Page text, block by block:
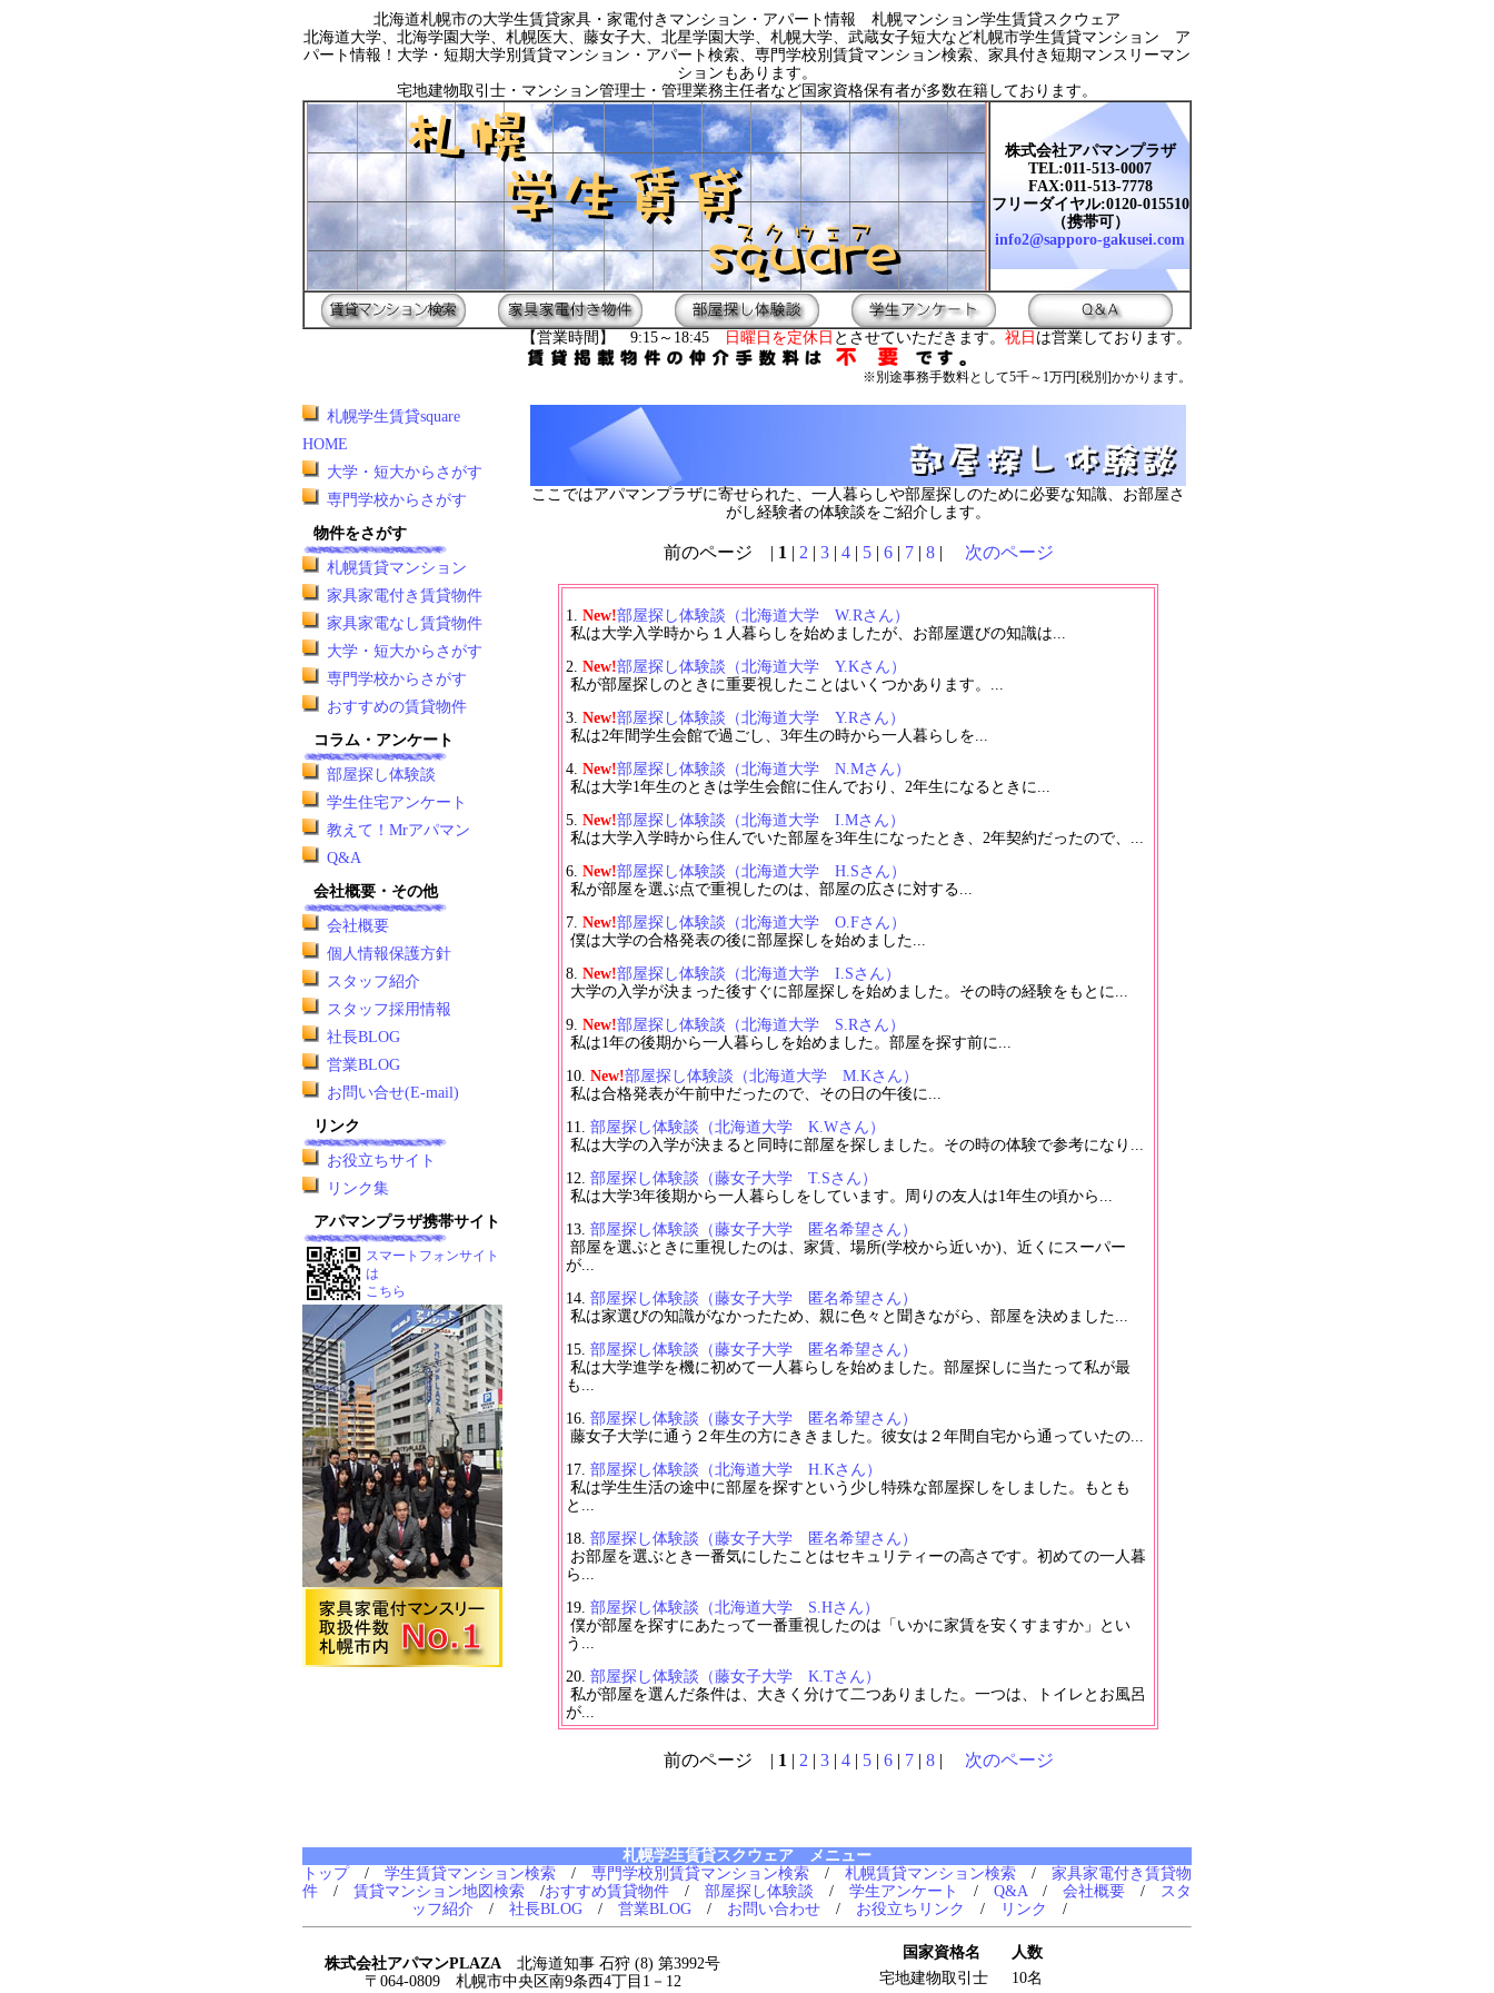
北海道札幌市の大学生賃貸家具・家電付きマンション・アパート情報 札幌マンション学生賃貸スクウェア
北海道大学、北海学園大学、札幌医大、藤女子大、北星学園大学、札幌大学、武蔵女子短大など札幌市学生賃貸マンション ア
パート情報！大学・短期大学別賃貸マンション・アパート検索、専門学校別賃貸マンション検索、家具付き短期マンスリーマン
ションもあります。
宅地建物取引士・マンション管理士・管理業務主任者など国家資格保有者が多数在籍しております。
株式会社アパマンプラザ
TEL:011-513-0007
FAX:011-513-7778
フリーダイヤル:0120-015510
（携帯可）
info2@sapporo-gakusei.com
【営業時間】 9:15～18:45 日曜日を定休日 とさせていただきます。 祝日 は営業しております。
※別途事務手数料として5千～1万円[税別]かかります。
ここではアパマンプラザに寄せられた、一人暮らしや部屋探しのために必要な知識、お部屋さ
がし経験者の体験談をご紹介します。
前のページ | 1 | 2 | 3| 4| 5| 6| 7| 8| 次のページ
New!部屋探し体験談（北海道大学 W.Rさん）
私は大学入学時から１人暮らしを始めましたが、お部屋選びの知識は...
New!部屋探し体験談（北海道大学 Y.Kさん）
私が部屋探しのときに重要視したことはいくつかあります。...
New!部屋探し体験談（北海道大学 Y.Rさん）
私は2年間学生会館で過ごし、3年生の時から一人暮らしを...
New!部屋探し体験談（北海道大学 N.Mさん）
私は大学1年生のときは学生会館に住んでおり、2年生になるときに...
New!部屋探し体験談（北海道大学 I.Mさん）
私は大学入学時から住んでいた部屋を3年生になったとき、2年契約だったので、...
New!部屋探し体験談（北海道大学 H.Sさん）
私が部屋を選ぶ点で重視したのは、部屋の広さに対する...
New!部屋探し体験談（北海道大学 O.Fさん）
僕は大学の合格発表の後に部屋探しを始めました...
New!部屋探し体験談（北海道大学 I.Sさん）
大学の入学が決まった後すぐに部屋探しを始めました。その時の経験をもとに...
New!部屋探し体験談（北海道大学 S.Rさん）
私は1年の後期から一人暮らしを始めました。部屋を探す前に...
New!部屋探し体験談（北海道大学 M.Kさん）
私は合格発表が午前中だったので、その日の午後に...
部屋探し体験談（北海道大学 K.Wさん）
私は大学の入学が決まると同時に部屋を探しました。その時の体験で参考になり...
部屋探し体験談（藤女子大学 T.Sさん）
私は大学3年後期から一人暮らしをしています。周りの友人は1年生の頃から...
部屋探し体験談（藤女子大学 匿名希望さん）
部屋を選ぶときに重視したのは、家賃、場所(学校から近いか)、近くにスーパー
が...
部屋探し体験談（藤女子大学 匿名希望さん）
私は家選びの知識がなかったため、親に色々と聞きながら、部屋を決めました...
部屋探し体験談（藤女子大学 匿名希望さん）
私は大学進学を機に初めて一人暮らしを始めました。部屋探しに当たって私が最
も...
部屋探し体験談（藤女子大学 匿名希望さん）
藤女子大学に通う２年生の方にききました。彼女は２年間自宅から通っていたの...
部屋探し体験談（北海道大学 H.Kさん）
私は学生生活の途中に部屋を探すという少し特殊な部屋探しをしました。もとも
と...
部屋探し体験談（藤女子大学 匿名希望さん）
お部屋を選ぶとき一番気にしたことはセキュリティーの高さです。初めての一人暮
ら...
部屋探し体験談（北海道大学 S.Hさん）
僕が部屋を探すにあたって一番重視したのは「いかに家賃を安くすますか」とい
う...
部屋探し体験談（藤女子大学 K.Tさん）
私が部屋を選んだ条件は、大きく分けて二つありました。一つは、トイレとお風呂
が...
前のページ | 1 | 2 | 3| 4| 5| 6| 7| 8| 次のページ
札幌学生賃貸square
HOME
大学・短大からさがす
専門学校からさがす
物件をさがす
札幌賃貸マンション
家具家電付き賃貸物件
家具家電なし賃貸物件
大学・短大からさがす
専門学校からさがす
おすすめの賃貸物件
コラム・アンケート
部屋探し体験談
学生住宅アンケート
教えて！Mrアパマン
Q&A
会社概要・その他
会社概要
個人情報保護方針
スタッフ紹介
スタッフ採用情報
社長BLOG
営業BLOG
お問い合せ(E-mail)
リンク
お役立ちサイト
リンク集
アパマンプラザ携帯サイト
スマートフォンサイト
は
こちら
札幌学生賃貸スクウェア メニュー
トップ / 学生賃貸マンション検索 / 専門学校別賃貸マンション検索 / 札幌賃貸マンション検索 / 家具家電付き賃貸物
件 / 賃貸マンション地図検索 /おすすめ賃貸物件 / 部屋探し体験談 / 学生アンケート / Q&A/ 会社概要 / スタ
ッフ紹介 / 社長BLOG / 営業BLOG / お問い合わせ / お役立ちリンク / リンク /
株式会社アパマンPLAZA 北海道知事 石狩 (8) 第3992号
〒064-0809 札幌市中央区南9条西4丁目1－12
国家資格名
人数
宅地建物取引士
10名